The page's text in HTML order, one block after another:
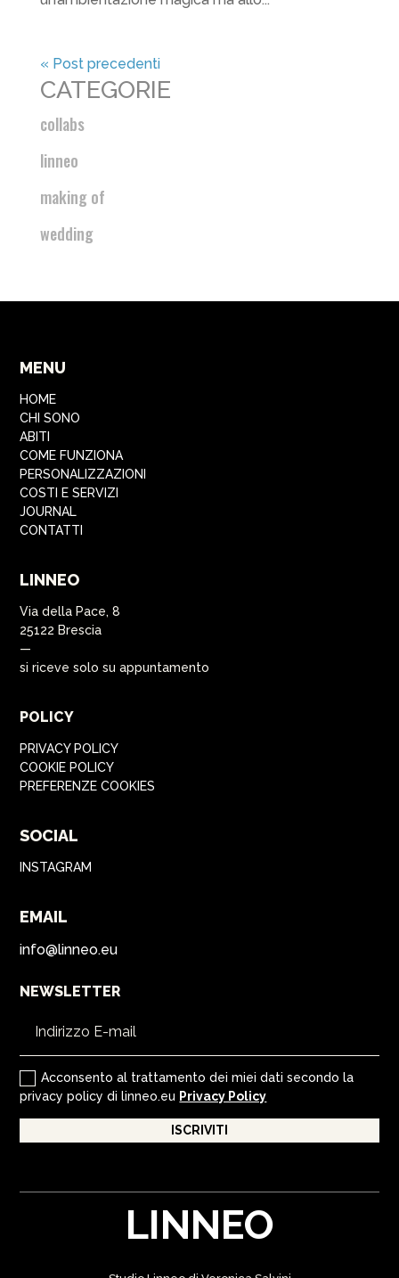
« Post precedenti
CATEGORIE
collabs
linneo
making of
wedding
MENU
HOME
CHI SONO
ABITI
COME FUNZIONA
PERSONALIZZAZIONI
COSTI E SERVIZI
JOURNAL
CONTATTI
LINNEO
Via della Pace, 8
25122 Brescia
—
si riceve solo su appuntamento
POLICY
PRIVACY POLICY
COOKIE POLICY
PREFERENZE COOKIES
SOCIAL
INSTAGRAM
EMAIL
info@linneo.eu
NEWSLETTER
Acconsento al trattamento dei miei dati secondo la
privacy policy di linneo.eu Privacy Policy
ISCRIVITI
LINNEO